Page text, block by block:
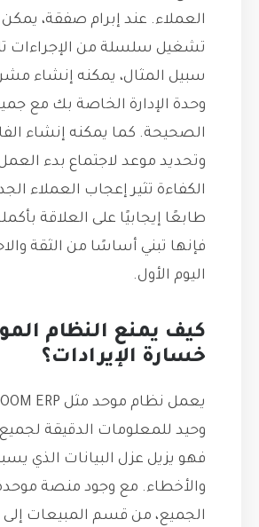
العملاء. عند إبرام صفقة، يمكن
تشغيل سلسلة من الإجراءات
سبيل المثال، يمكنه إنشاء
وحدة الإدارة الخاصة بك مع
الصحيحة. كما يمكنه إنشاء
وتحديد موعد لاجتماع بدء
الكفاءة تثير إعجاب العملاء
طابعًا إيجابيًا على العلاقة
فإنها تبني أساسًا من الثقة
اليوم الأول.
كيف يمنع النظام
خسارة الإيرادات؟
وحيد للمعلومات الدقيقة
فهو يزيل عزل البيانات الذي
والأخطاء. مع وجود منصة
الجميع، من قسم المبيعات إلى